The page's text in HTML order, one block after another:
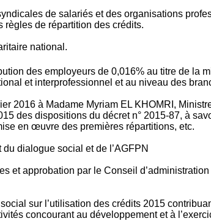
de salariés et des organisations
de répartition des crédits.
national.
des employeurs de 0,016% au titre de la
et interprofessionnel et au niveau des
2016 à Madame Myriam EL KHOMRI,
des dispositions du décret n° 2015-87, à
en œuvre des premières répartitions, etc.
dialogue social et de l’AGFPN
et approbation par le Conseil
sur l’utilisation des crédits 2015
concourant au développement et à